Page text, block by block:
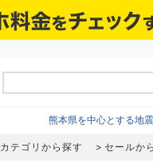
熊本県を中心とする地
カテゴリから探す セールか